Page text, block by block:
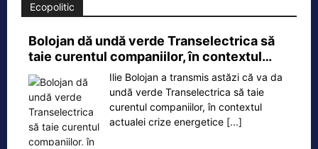
Ecopolitic
Bolojan dă undă verde Transelectrica să
taie curentul companiilor, în contextul…
Ilie Bolojan a transmis astăzi că va da
undă verde Transelectrica să taie
curentul companiilor, în contextul
actualei crize energetice [...]